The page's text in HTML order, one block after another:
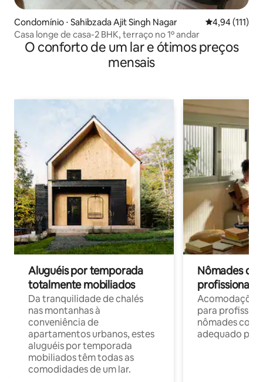
Condomínio ⋅ Sahibzada Ajit Singh Nagar 4,94 de uma
4,94 (111)
Casa longe de casa-2 BHK, terraço no 1º andar
O conforto de um lar e ótimos preços
mensais
Aluguéis por temporada
totalmente mobiliados
Da tranquilidade de chalés
nas montanhas à
conveniência de
apartamentos urbanos, estes
aluguéis por temporada
mobiliados têm todas as
comodidades de um lar.
Nômades
profissionais
para
nômades com
adequado